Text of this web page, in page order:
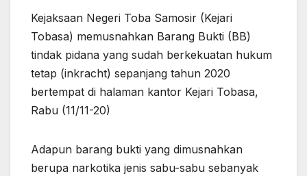
Kejaksaan Negeri Toba Samosir (Kejari
Tobasa) memusnahkan Barang Bukti (BB)
tindak pidana yang sudah berkekuatan hukum
tetap (inkracht) sepanjang tahun 2020
bertempat di halaman kantor Kejari Tobasa,
Rabu (11/11-20)
Adapun barang bukti yang dimusnahkan
berupa narkotika jenis sabu-sabu sebanyak